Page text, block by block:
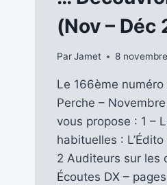
(Nov – Déc
ParJamet 8
Le 166ème numéro
Perche –
vous propose : 1 –
habituelles :
2 Auditeurs sur les
Écoutes DX –